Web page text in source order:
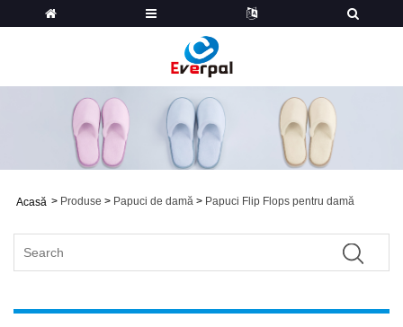
Acasă > Produse > Papuci de damă > Papuci Flip Flops pentru damă